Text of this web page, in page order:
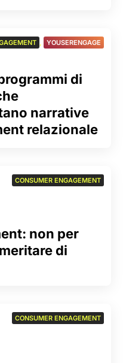
di
narrative
relazionale
, YOUSERENGAGE
non per
di
CONSUMER ENGAGEMENT
CONSUMER ENGAGEMENT